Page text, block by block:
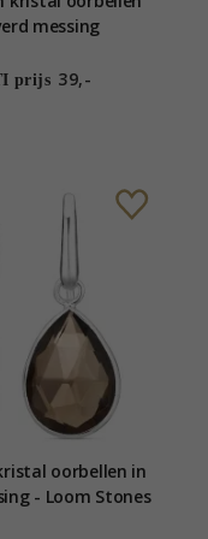
messing
prijs 39,-
oorbellen in
- Loom Stones